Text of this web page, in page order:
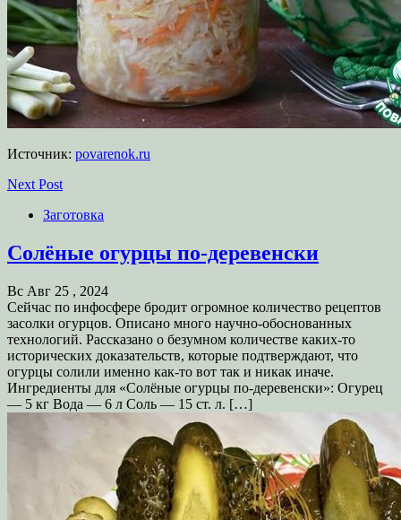
Источник: povarenok.ru
Next Post
Заготовка
Солёные огурцы по-деревенски
Вс Авг 25 , 2024
Сейчас по инфосфере бродит огромное количество рецептов
засолки огурцов. Описано много научно-обоснованных
технологий. Рассказано о безумном количестве каких-то
исторических доказательств, которые подтверждают, что
огурцы солили именно как-то вот так и никак иначе.
Ингредиенты для «Солёные огурцы по-деревенски»: Огурец
— 5 кг Вода — 6 л Соль — 15 ст. л. […]